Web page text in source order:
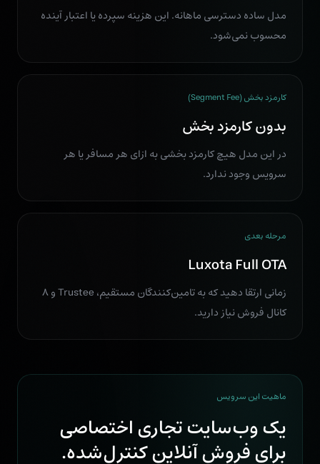
مدل ساده دسترسی ماهانه. این هزینه سپرده یا اعتبار آینده
محسوب نمی‌شود.
کارمزد بخش (Segment Fee)
بدون کارمزد بخش
در این مدل هیچ کارمزد بخشی به ازای هر مسافر یا هر
سرویس وجود ندارد.
مرحله بعدی
Luxota Full OTA
زمانی ارتقا دهید که به تامین‌کنندگان مستقیم، Trustee و ۸
کانال فروش نیاز دارید.
ماهیت این سرویس
یک وب‌سایت تجاری اختصاصی
برای فروش آنلاین کنترل‌شده.